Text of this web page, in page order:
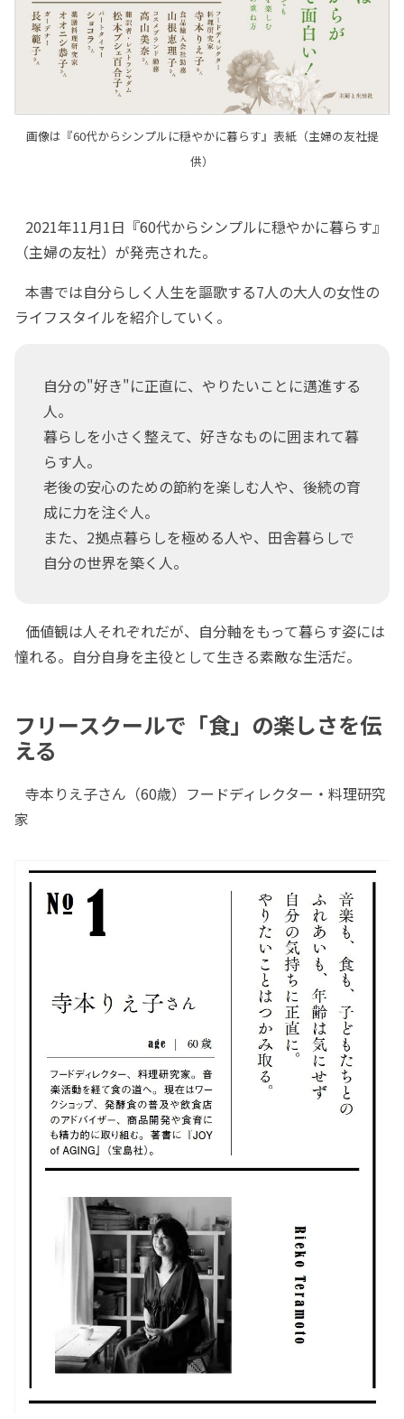
画像は『60代からシンプルに穏やかに暮らす』表紙（主婦の友社提
供）
2021年11月1日『60代からシンプルに穏やかに暮らす』
（主婦の友社）が発売された。
本書では自分らしく人生を謳歌する7人の大人の女性の
ライフスタイルを紹介していく。
自分の"好き"に正直に、やりたいことに邁進する
人。
暮らしを小さく整えて、好きなものに囲まれて暮
らす人。
老後の安心のための節約を楽しむ人や、後続の育
成に力を注ぐ人。
また、2拠点暮らしを極める人や、田舎暮らしで
自分の世界を築く人。
価値観は人それぞれだが、自分軸をもって暮らす姿には
憧れる。自分自身を主役として生きる素敵な生活だ。
フリースクールで「食」の楽しさを伝
える
寺本りえ子さん（60歳）フードディレクター・料理研究
家